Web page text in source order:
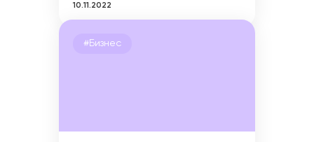
10.11.2022
#Бизнес